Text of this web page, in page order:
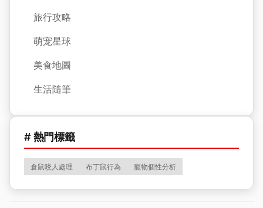
旅行攻略
萌宠星球
美食地圖
生活隨筆
# 熱門標籤
倉鼠咬人處理 布丁鼠行為 寵物個性分析